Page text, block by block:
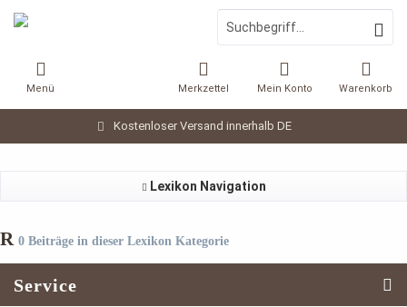
Kostenloser Versand innerhalb DE
Warenkorb
Merkzettel Mein Konto
Menü
Lexikon Navigation
R 0 Beiträge in dieser Lexikon Kategorie
Service